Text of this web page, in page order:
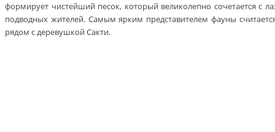
формирует чистейший песок, который великолепно сочетается с
подводных жителей. Самым ярким представителем фауны
рядом с деревушкой Сакти.